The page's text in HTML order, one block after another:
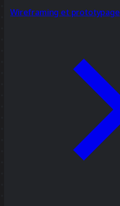
Wireframing et prototypage